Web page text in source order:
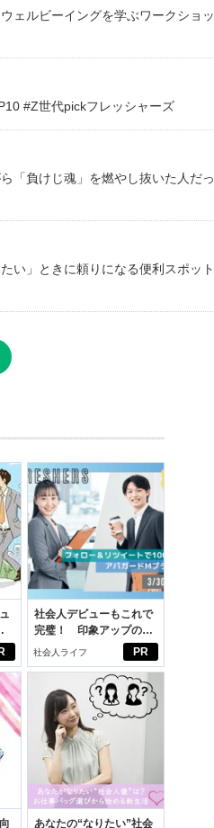
ェルビーイングを学ぶワークショッ
#Z世代pickフレッシャーズ
「負けじ魂」を燃やし抜いた人だっ
い」ときに頼りになる便利スポット
PR
社会人デビューもこれで
完璧！ 印象アップのセ
ルフプロデュース術
社会人ライフ
あなたの“なりたい”社会